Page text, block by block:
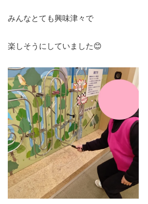
みんなとても興味津々で
楽しそうにしていました😊